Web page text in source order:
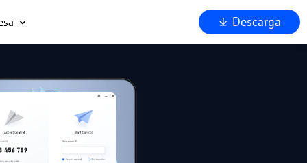
¿Por qué AnyViewer?
Descarga